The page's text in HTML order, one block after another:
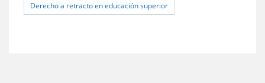
Derecho a retracto en educación superior